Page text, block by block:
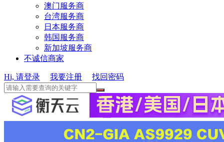
澳门服务商
台湾服务商
日本服务商
韩国服务商
新加坡服务商
不诚信商家
Hi, 请登录 我要注册 找回密码